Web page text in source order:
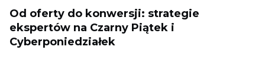
Od oferty do konwersji: strategie
ekspertów na Czarny Piątek i
Cyberponiedziałek